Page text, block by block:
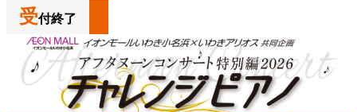
検
受付終了